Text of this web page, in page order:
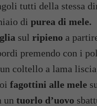
tutti della stessa
di purea di mele.
sul ripieno a
premendo con i
coltello a lama
fagottini alle mele
un tuorlo d’uovo